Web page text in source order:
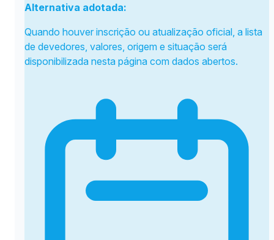
Alternativa adotada:
Quando houver inscrição ou atualização oficial, a lista
de devedores, valores, origem e situação será
disponibilizada nesta página com dados abertos.